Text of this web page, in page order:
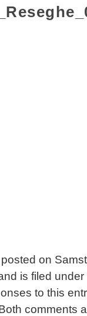
on
is filed under
to this
comments